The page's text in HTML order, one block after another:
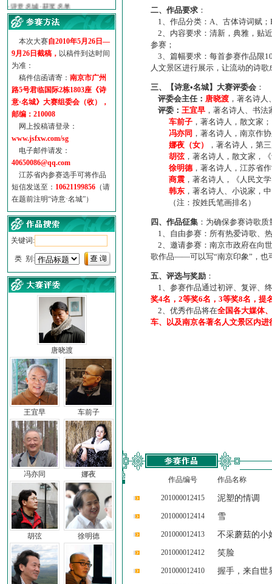
·【诗意·名城】地铁展示作...
诗意名城·地铁时间
·地铁完美呈现【诗意·名城...
参赛作品多达5000多首
“诗意·名城”晒诗会
特别通知--致广大诗词爱好...
本次大赛自2010年5月26日—
9月26日截稿， 以稿件到达时间
为准：
稿件信函请寄： 南京市广州
路5号君临国际2栋1803座《诗
意·名城》大赛组委会（收），
邮编：210008
网上投稿请登录：
www.jsfxw.com/sg
电子邮件请发：
40650086@qq.com
江苏省内参赛选手可将作品
短信发送至： 10621199856 （请
在题前注明“诗意·名城”）
关键词:
类 别:
唐晓渡
王宜早 车前子
冯亦同 娜夜
胡弦 徐明德
二、作品要求 ：
1、作品分类：A、古体诗词赋；
2、内容要求：清新，典雅，贴
参赛；
3、篇幅要求：每首参赛作品限
人文景区进行展示，让流动的诗
三、【诗意•名城】大赛评委会 ：
评委会主任： 唐晓渡 ，著名诗
评委： 王宜早 ，著名诗人、书
车前子 ，著名诗人，散文家；
冯亦同 ，著名诗人，南京作
娜夜（女）
，著名诗人，第
胡弦，著名诗人，散文家，
徐明德，著名诗人，江苏省
商震 ，著名诗人，《人民文
韩东 ，著名诗人、小说家，
（注：按姓氏笔画排名）
四、作品征集 ：为确保参赛诗歌
1、自由参赛：所有热爱诗歌、
2、邀请参赛：南京市政府在向
歌作品——可以写“南京印象”，也
五、评选与奖励 ：
1、参赛作品通过初评、复评、
奖4名，2等奖6名，3等奖8名，提
2、优秀作品将在全国各大媒体
车、以及南京各著名人文景区内进
作品编号 作品名称
201000012415 泥塑的情调
201000012414 雪
201000012413 不采蘑菇的小
201000012412 笑脸
201000012410 握手，来自世